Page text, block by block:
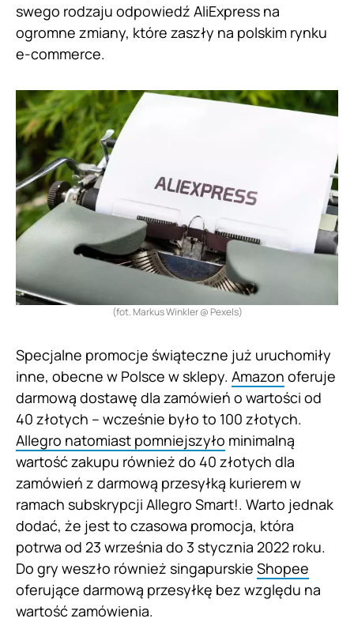
swego rodzaju odpowiedź AliExpress na
ogromne zmiany, które zaszły na polskim rynku
e-commerce.
(fot. Markus Winkler @ Pexels)
Specjalne promocje świąteczne już uruchomiły
inne, obecne w Polsce w sklepy. Amazon oferuje
darmową dostawę dla zamówień o wartości od
40 złotych – wcześnie było to 100 złotych.
Allegro natomiast pomniejszyło minimalną
wartość zakupu również do 40 złotych dla
zamówień z darmową przesyłką kurierem w
ramach subskrypcji Allegro Smart!. Warto jednak
dodać, że jest to czasowa promocja, która
potrwa od 23 września do 3 stycznia 2022 roku.
Do gry weszło również singapurskie Shopee
oferujące darmową przesyłkę bez względu na
wartość zamówienia.